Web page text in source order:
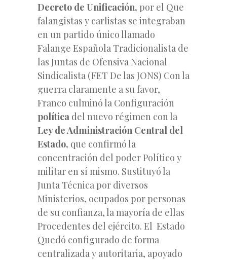
Decreto de Unificación, por el Que
falangistas y carlistas se integraban
en un partido único llamado
Falange Española Tradicionalista de
las Juntas de Ofensiva Nacional
Sindicalista (FET De las JONS) Con la
guerra claramente a su favor,
Franco culminó la Configuración
política del nuevo régimen con la
Ley de Administración Central del
Estado, que confirmó la
concentración del poder Político y
militar en sí mismo. Sustituyó la
Junta Técnica por diversos
Ministerios, ocupados por personas
de su confianza, la mayoría de ellas
Procedentes del ejército. El Estado
Quedó configurado de forma
centralizada y autoritaria, apoyado